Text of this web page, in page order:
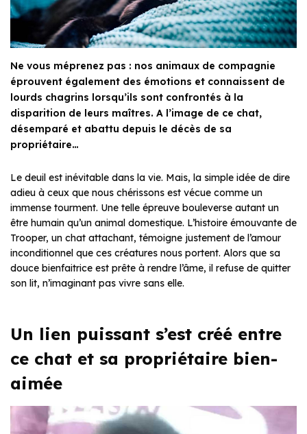
Ne vous méprenez pas : nos animaux de compagnie
éprouvent également des émotions et connaissent de
lourds chagrins lorsqu’ils sont confrontés à la
disparition de leurs maîtres. A l’image de ce chat,
désemparé et abattu depuis le décès de sa
propriétaire…
Le deuil est inévitable dans la vie. Mais, la simple idée de dire
adieu à ceux que nous chérissons est vécue comme un
immense tourment. Une telle épreuve bouleverse autant un
être humain qu’un animal domestique. L’histoire émouvante de
Trooper, un chat attachant, témoigne justement de l’amour
inconditionnel que ces créatures nous portent. Alors que sa
douce bienfaitrice est prête à rendre l’âme, il refuse de quitter
son lit, n’imaginant pas vivre sans elle.
Un lien puissant s’est créé entre
ce chat et sa propriétaire bien-
aimée